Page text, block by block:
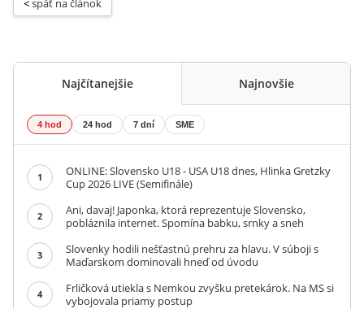
Najčítanejšie Najnovšie
4 hod 24 hod 7 dní SME
1
ONLINE: Slovensko U18 - USA U18 dnes, Hlinka Gretzky
Cup 2026 LIVE (Semifinále)
2
Ani, davaj! Japonka, ktorá reprezentuje Slovensko,
pobláznila internet. Spomína babku, srnky a sneh
3
Slovenky hodili nešťastnú prehru za hlavu. V súboji s
Maďarskom dominovali hneď od úvodu
4
Frličková utiekla s Nemkou zvyšku pretekárok. Na MS si
vybojovala priamy postup